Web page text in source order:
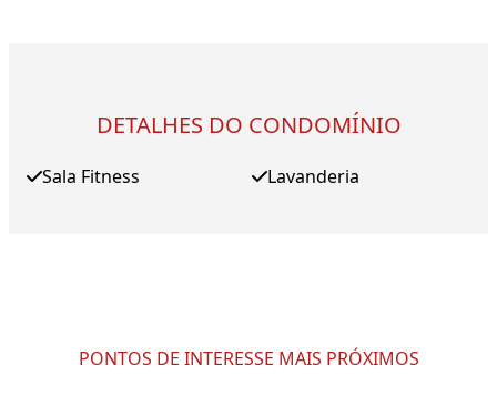
DETALHES DO CONDOMÍNIO
Sala Fitness Lavanderia
PONTOS DE INTERESSE MAIS PRÓXIMOS